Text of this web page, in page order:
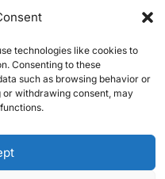
technologies like cookies to
Consenting to these
such as browsing behavior or
or withdrawing consent, may